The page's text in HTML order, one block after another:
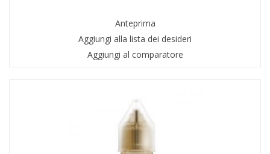
Anteprima
Aggiungi alla lista dei desideri
Aggiungi al comparatore